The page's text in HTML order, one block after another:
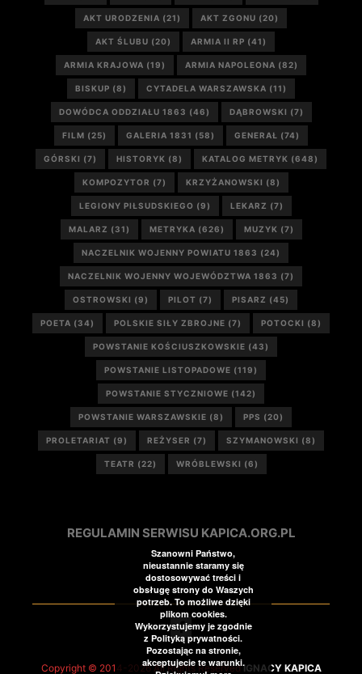
AKT URODZENIA (21) AKT ZGONU (20)
AKT ŚLUBU (20) ARMIA II RP (41)
ARMIA KRAJOWA (19) ARMIA NAPOLEONA (82)
BISKUP (8) CYTADELA WARSZAWSKA (11)
DOWÓDCA ODDZIAŁU 1863 (46) DĄBROWSKI (7)
FILM (25) GALERIA 1831 (58) GENERAŁ (74)
GÓRSKI (7) HISTORYK (8) KATALOG METRYK (648)
KOMPOZYTOR (7) KRZYŻANOWSKI (8)
LEGIONY PIŁSUDSKIEGO (9) LEKARZ (7)
MALARZ (31) METRYKA (626) MUZYK (7)
NACZELNIK WOJENNY POWIATU 1863 (24)
NACZELNIK WOJENNY WOJEWÓDZTWA 1863 (7)
OSTROWSKI (9) PILOT (7) PISARZ (45)
POETA (34) POLSKIE SIŁY ZBROJNE (7) POTOCKI (8)
POWSTANIE KOŚCIUSZKOWSKIE (43)
POWSTANIE LISTOPADOWE (119)
POWSTANIE STYCZNIOWE (142)
POWSTANIE WARSZAWSKIE (8) PPS (20)
PROLETARIAT (9) REŻYSER (7) SZYMANOWSKI (8)
TEATR (22) WRÓBLEWSKI (6)
REGULAMIN SERWISU KAPICA.ORG.PL
Copyright © 2014-2026 All Rights ReservedIGNACY KAPICA
Szanowni Państwo,
nieustannie staramy się
dostosowywać treści i
obsługę strony do Waszych
potrzeb. To możliwe dzięki
plikom cookies.
Wykorzystujemy je zgodnie
z Polityką prywatności.
Pozostając na stronie,
akceptujecie te warunki.